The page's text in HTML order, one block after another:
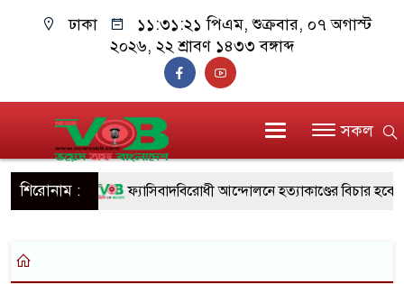
ঢাকা ১১:৩১:২১ পিএম, শুক্রবার, ০৭ অগাস্ট
২০২৬, ২২ শ্রাবণ ১৪৩৩ বঙ্গাব্দ
সকল
শিরোনাম : ফ্যাসিবাদবিরোধী আন্দোলনে হত্যাকাণ্ডের বিচার হবে